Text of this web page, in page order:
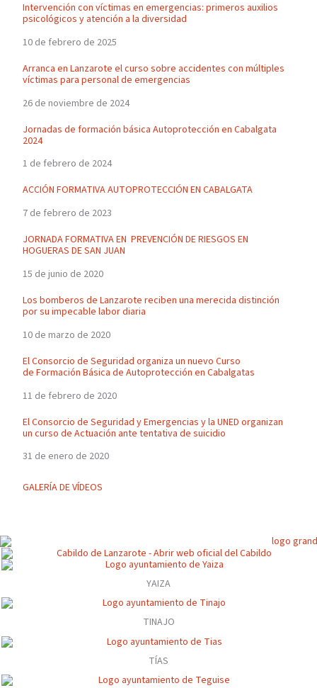
Intervención con víctimas en emergencias: primeros auxilios
psicológicos y atención a la diversidad
10 de febrero de 2025
Arranca en Lanzarote el curso sobre accidentes con múltiples
víctimas para personal de emergencias
26 de noviembre de 2024
Jornadas de formación básica Autoprotección en Cabalgata
2024
1 de febrero de 2024
ACCIÓN FORMATIVA AUTOPROTECCIÓN EN CABALGATA
7 de febrero de 2023
JORNADA FORMATIVA EN PREVENCIÓN DE RIESGOS EN
HOGUERAS DE SAN JUAN
15 de junio de 2020
Los bomberos de Lanzarote reciben una merecida distinción
por su impecable labor diaria
10 de marzo de 2020
El Consorcio de Seguridad organiza un nuevo Curso
de Formación Básica de Autoprotección en Cabalgatas
11 de febrero de 2020
El Consorcio de Seguridad y Emergencias y la UNED organizan
un curso de Actuación ante tentativa de suicidio
31 de enero de 2020
GALERÍA DE VÍDEOS
YAIZA
TINAJO
TÍAS